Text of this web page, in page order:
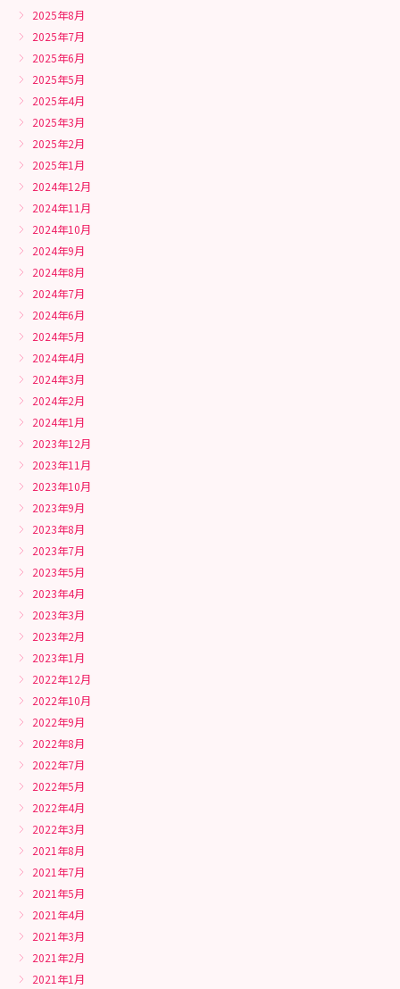
2025年8月
2025年7月
2025年6月
2025年5月
2025年4月
2025年3月
2025年2月
2025年1月
2024年12月
2024年11月
2024年10月
2024年9月
2024年8月
2024年7月
2024年6月
2024年5月
2024年4月
2024年3月
2024年2月
2024年1月
2023年12月
2023年11月
2023年10月
2023年9月
2023年8月
2023年7月
2023年5月
2023年4月
2023年3月
2023年2月
2023年1月
2022年12月
2022年10月
2022年9月
2022年8月
2022年7月
2022年5月
2022年4月
2022年3月
2021年8月
2021年7月
2021年5月
2021年4月
2021年3月
2021年2月
2021年1月